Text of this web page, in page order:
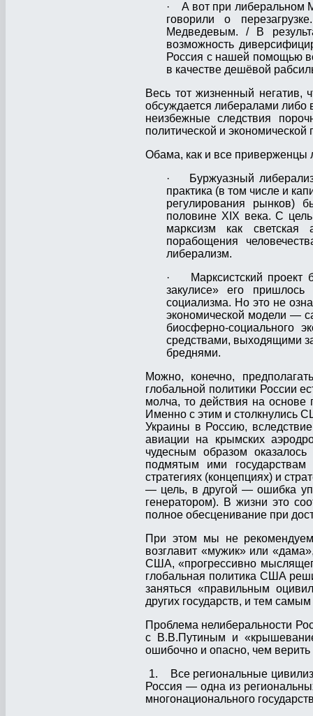
· А вот при либеральном
говорили о
Медведевым. / В
возможность
Россия с нашей помощью
в качестве дешёвой
Весь тот жизненный негатив,
обсуждается либералами либо
неизбежные следствия
политической и
Обама, как и все приверженцы
· Буржуазный
практика (в том числе и
регулирования рынков)
половине XIX века. С
марксизм как светская
порабощения
либерализм.
· Марксистский проект
закулисе» его
социализма. Но это не
экономической модели —
биосферно-социального
средствами, выходящими
бреднями.
Можно, конечно,
глобальной политики России
молча, то действия на основе
Именно с этим и столкнулись
Украины в Россию,
авиации на крымских
чудесным образом
подмятым ими государствам
стратегиях (концепциях) и
— цель, в другой — ошибка
генератором). В жизни это
полное обесценивание при
При этом мы не рекомендуем
возглавит «мужик» или
США, «прогрессивно
глобальная политика США
заняться «правильным
других государств, и тем
Проблема нелиберальности
с В.В.Путиным и
ошибочно и опасно, чем
1. Все региональные
Россия — одна из
многонационального